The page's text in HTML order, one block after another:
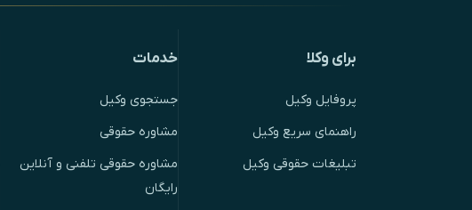
برای وکلا
پروفایل وکیل
راهنمای سریع وکیل
تبلیغات حقوقی وکیل
خدمات
جستجوی وکیل
مشاوره حقوقی
مشاوره حقوقی تلفنی و آنلاین
رایگان